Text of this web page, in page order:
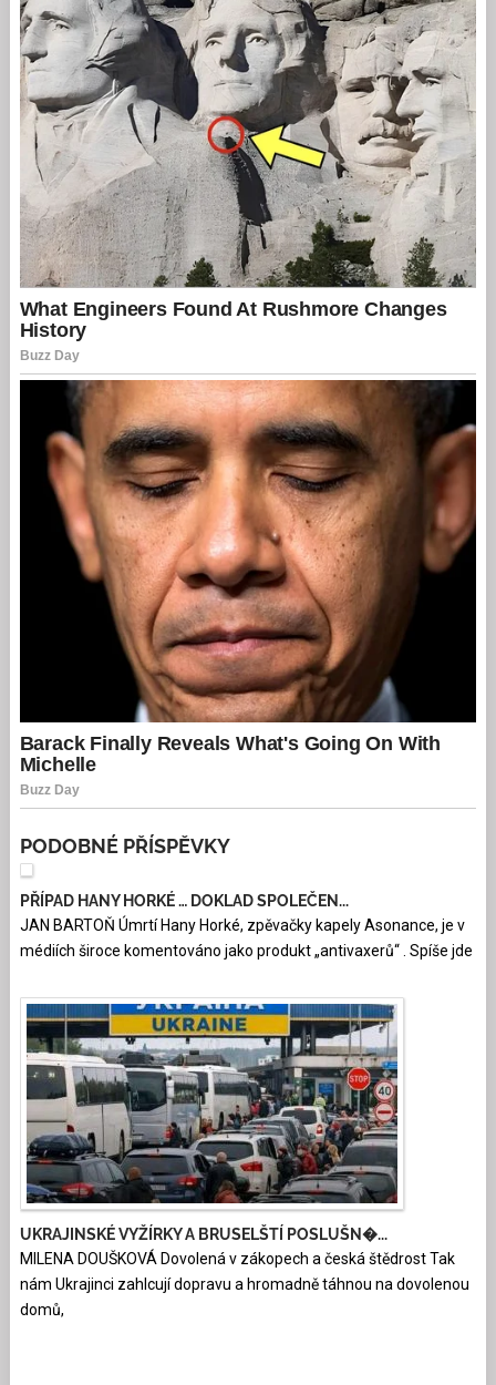
PODOBNÉ PŘÍSPĚVKY
PŘÍPAD HANY HORKÉ … DOKLAD SPOLEČEN...
JAN BARTOŇ Úmrtí Hany Horké, zpěvačky kapely Asonance, je v
médiích široce komentováno jako produkt „antivaxerů“ . Spíše jde
UKRAJINSKÉ VYŽÍRKY A BRUSELŠTÍ POSLUŠN�...
MILENA DOUŠKOVÁ Dovolená v zákopech a česká štědrost Tak
nám Ukrajinci zahlcují dopravu a hromadně táhnou na dovolenou
domů,